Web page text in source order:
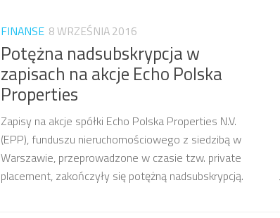
FINANSE 8 WRZEŚNIA 2016
Potężna nadsubskrypcja w
zapisach na akcje Echo Polska
Properties
Zapisy na akcje spółki Echo Polska Properties N.V.
(EPP), funduszu nieruchomościowego z siedzibą w
Warszawie, przeprowadzone w czasie tzw. private
placement, zakończyły się potężną nadsubskrypcją.